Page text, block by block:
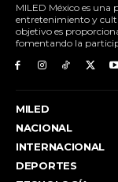
MILED México es una
entretenimiento y
objetivo es
fomentando la
MILED
NACIONAL
INTERNACIONAL
DEPORTES